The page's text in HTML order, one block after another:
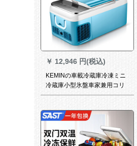
￥ 12,946 円(税込)
KEMINの車載冷蔵庫冷凍ミニ
冷蔵庫小型氷盤車家兼用コリ
ック冷蔵冷凍